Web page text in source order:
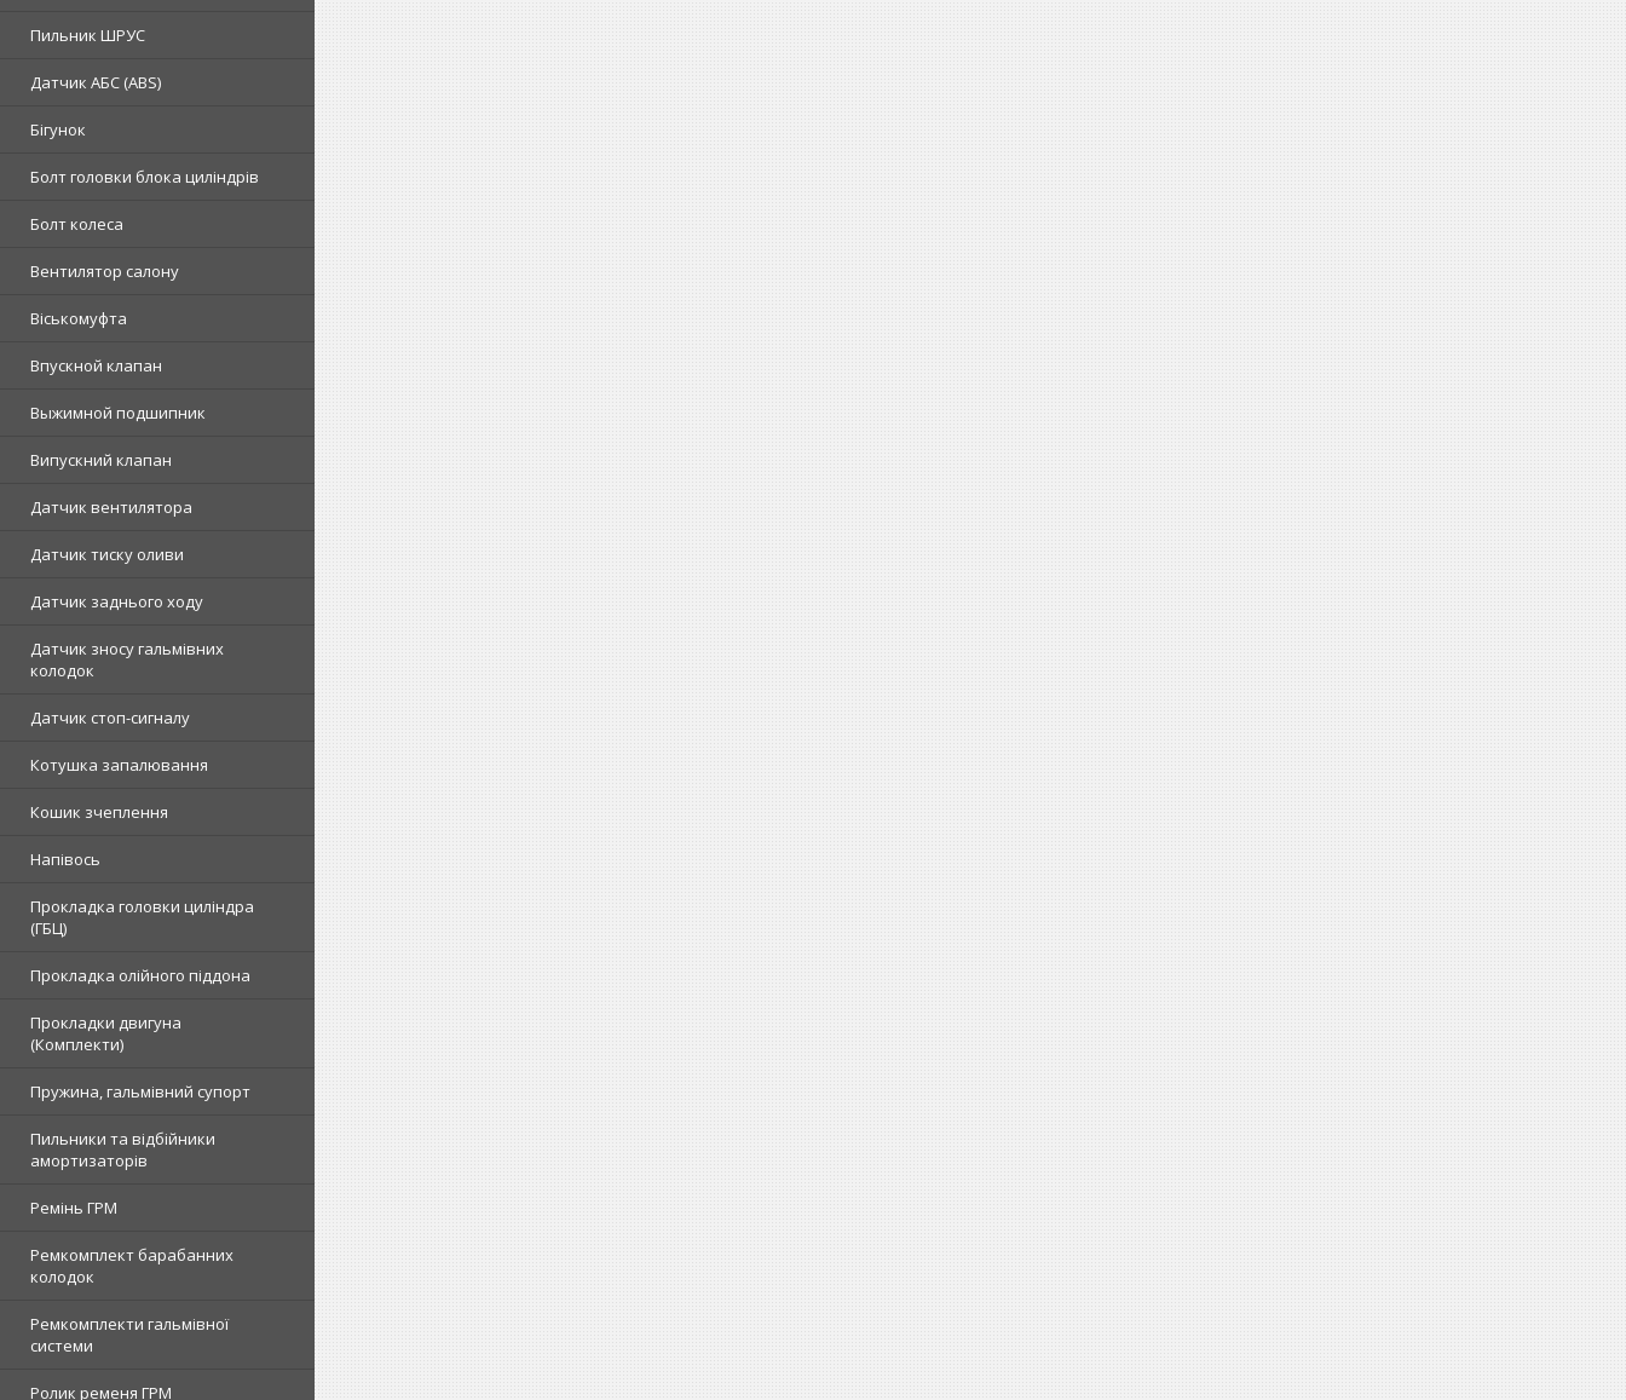
Пильник ШРУС
Датчик АБС (ABS)
Бігунок
Болт головки блока циліндрів
Болт колеса
Вентилятор салону
Віськомуфта
Впускной клапан
Выжимной подшипник
Випускний клапан
Датчик вентилятора
Датчик тиску оливи
Датчик заднього ходу
Датчик зносу гальмівних
колодок
Датчик стоп-сигналу
Котушка запалювання
Кошик зчеплення
Напівось
Прокладка головки циліндра
(ГБЦ)
Прокладка олійного піддона
Прокладки двигуна
(Комплекти)
Пружина, гальмівний супорт
Пильники та відбійники
амортизаторів
Ремінь ГРМ
Ремкомплект барабанних
колодок
Ремкомплекти гальмівної
системи
Ролик ременя ГРМ